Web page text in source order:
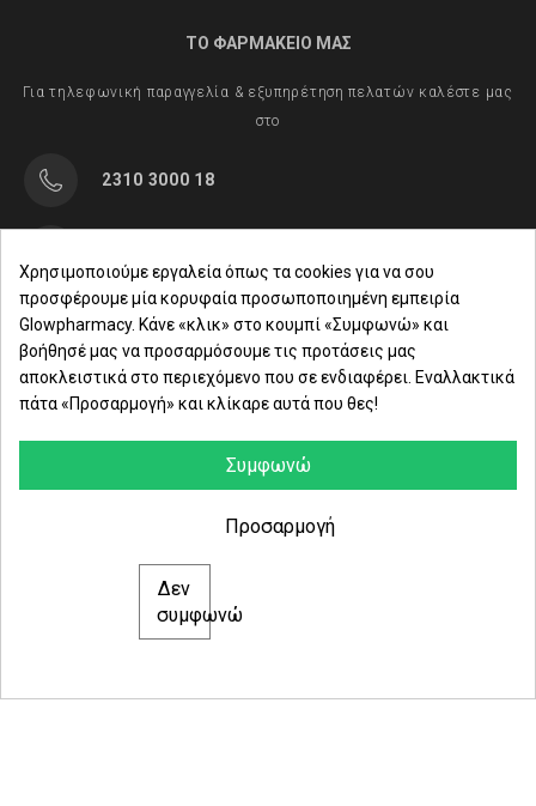
ΤΟ ΦΑΡΜΑΚΕΙΟ ΜΑΣ
Για τηλεφωνική παραγγελία & εξυπηρέτηση πελατών καλέστε μας
στο
2310 3000 18
Δευ. - Παρ.: 8:00 - 21:00
Σάββατο: 09:00-15:00
ΕΤΑΙΡΕΙΑ
© 2021 glowpharmacy.gr
Χρησιμοποιούμε εργαλεία όπως τα cookies για να σου
προσφέρουμε μία κορυφαία προσωποποιημένη εμπειρία
Glowpharmacy. Κάνε «κλικ» στο κουμπί «Συμφωνώ» και
βοήθησέ μας να προσαρμόσουμε τις προτάσεις μας
αποκλειστικά στο περιεχόμενο που σε ενδιαφέρει. Εναλλακτικά
πάτα «Προσαρμογή» και κλίκαρε αυτά που θες!
Συμφωνώ
Δεν
συμφωνώ
Προσαρμογή